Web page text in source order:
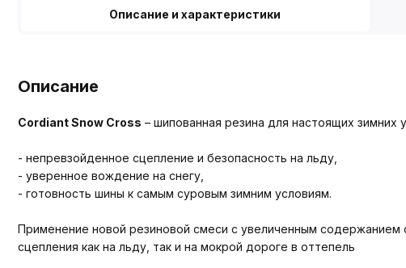
Описание и характеристики
Описание
Cordiant Snow Cross – шипованная резина для настоящих зимних
- непревзойденное сцепление и безопасность на льду,
- уверенное вождение на снегу,
- готовность шины к самым суровым зимним условиям.
Применение новой резиновой смеси с увеличенным содержанием
сцепления как на льду, так и на мокрой дороге в оттепель